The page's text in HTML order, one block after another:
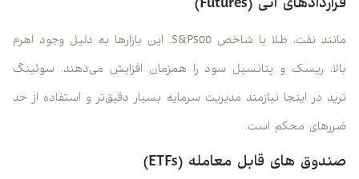
قراردادهای آتی (Futures)
مانند نفت، طلا یا شاخص S&P500. این بازارها به دلیل وجود اهرم
بالا، ریسک و پتانسیل سود را همزمان افزایش می‌دهند. سوئینگ
ترید در اینجا نیازمند مدیریت سرمایه بسیار دقیق‌تر و استفاده از حد
ضررهای محکم است.
صندوق ‌های قابل معامله (ETFs)